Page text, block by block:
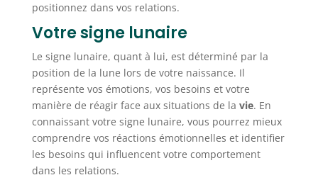
positionnez dans vos relations.
Votre signe lunaire
Le signe lunaire, quant à lui, est déterminé par la
position de la lune lors de votre naissance. Il
représente vos émotions, vos besoins et votre
manière de réagir face aux situations de la vie. En
connaissant votre signe lunaire, vous pourrez mieux
comprendre vos réactions émotionnelles et identifier
les besoins qui influencent votre comportement
dans les relations.